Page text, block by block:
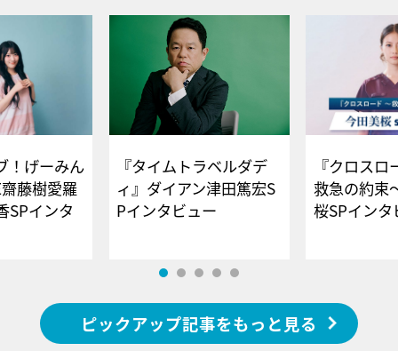
！げーみん
藤樹愛羅
SPインタ
『タイムトラベルダデ
ィ』ダイアン津田篤宏S
Pインタビュー
『クロス
救急の約束
桜SPイ
ピックアップ記事をもっと見る